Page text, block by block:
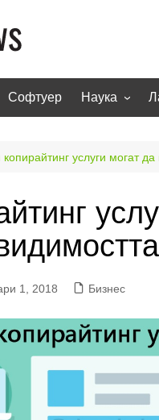
Софтуер Наука
Роботи
копирайтинг услуги могат
1, 2018 Бизнес